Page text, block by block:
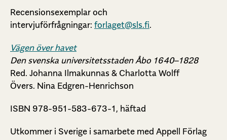
Recensionsexemplar och
intervjuförfrågningar: forlaget@sls.fi.
Vägen över havet
Den svenska universitetsstaden Åbo 1640–1828
Red. Johanna Ilmakunnas & Charlotta Wolff
Övers. Nina Edgren-Henrichson
ISBN 978-951-583-673-1, häftad
Utkommer i Sverige i samarbete med Appell Förlag